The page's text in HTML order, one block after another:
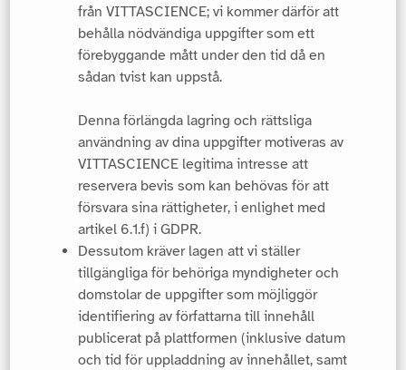
från VITTASCIENCE; vi kommer därför att
behålla nödvändiga uppgifter som ett
förebyggande mått under den tid då en
sådan tvist kan uppstå.
Denna förlängda lagring och rättsliga
användning av dina uppgifter motiveras av
VITTASCIENCE legitima intresse att
reservera bevis som kan behövas för att
försvara sina rättigheter, i enlighet med
artikel 6.1.f) i GDPR.
Dessutom kräver lagen att vi ställer
tillgängliga för behöriga myndigheter och
domstolar de uppgifter som möjliggör
identifiering av författarna till innehåll
publicerat på plattformen (inklusive datum
och tid för uppladdning av innehållet, samt